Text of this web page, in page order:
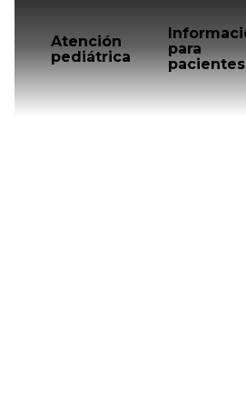
Atención
pediátrica
para
pacientes